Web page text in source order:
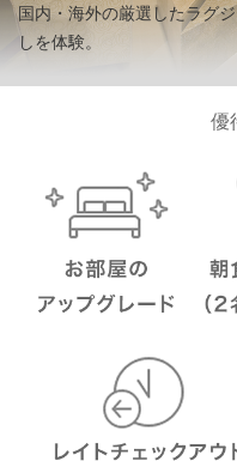
国内・海外の厳選したラグ
しを体験。
優